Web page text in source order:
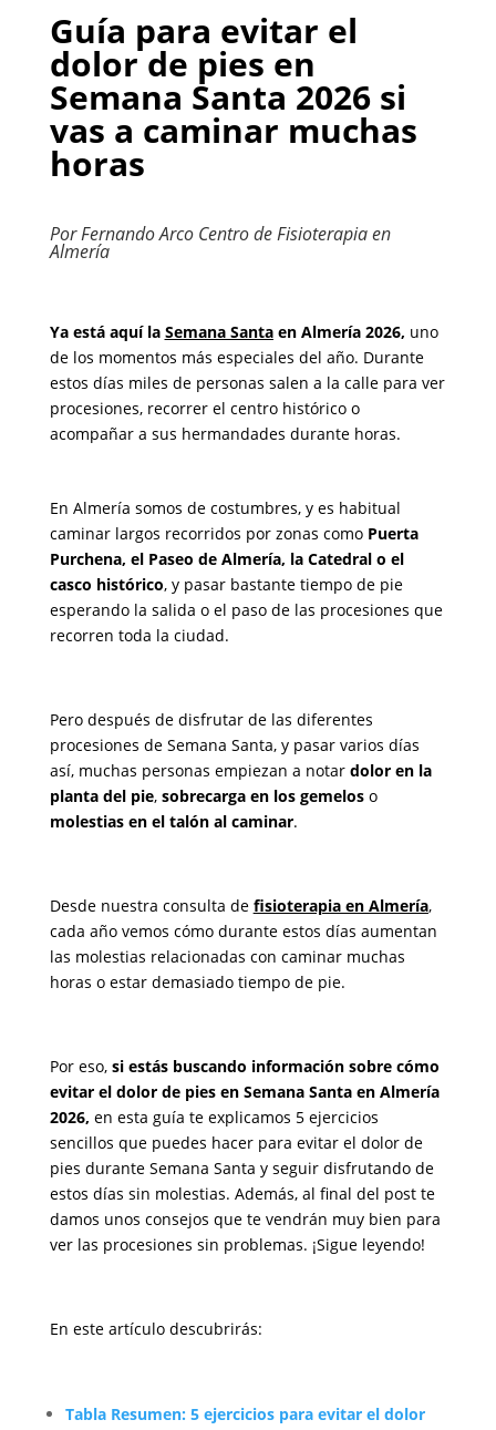
Guía para evitar el
dolor de pies en
Semana Santa 2026 si
vas a caminar muchas
horas
Por Fernando Arco Centro de Fisioterapia en
Almería
Ya está aquí la Semana Santaen Almería 2026, uno
de los momentos más especiales del año. Durante
estos días miles de personas salen a la calle para ver
procesiones, recorrer el centro histórico o
acompañar a sus hermandades durante horas.
En Almería somos de costumbres, y es habitual
caminar largos recorridos por zonas como Puerta
Purchena, el Paseo de Almería, la Catedral o el
casco histórico, y pasar bastante tiempo de pie
esperando la salida o el paso de las procesiones que
recorren toda la ciudad.
Pero después de disfrutar de las diferentes
procesiones de Semana Santa, y pasar varios días
así, muchas personas empiezan a notardolor en la
planta del pie, sobrecarga en los gemeloso
molestias en el talón al caminar.
Desde nuestra consulta de fisioterapia en Almería,
cada año vemos cómo durante estos días aumentan
las molestias relacionadas con caminar muchas
horas o estar demasiado tiempo de pie.
Por eso, si estás buscando información sobre cómo
evitar el dolor de pies en Semana Santa en Almería
2026, en esta guía te explicamos 5 ejercicios
sencillos que puedes hacer para evitar el dolor de
pies durante Semana Santa y seguir disfrutando de
estos días sin molestias. Además, al final del post te
damos unos consejos que te vendrán muy bien para
ver las procesiones sin problemas. ¡Sigue leyendo!
En este artículo descubrirás:
Tabla Resumen: 5 ejercicios para evitar el dolor